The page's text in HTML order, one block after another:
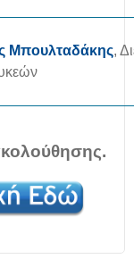
Μπουλταδάκης,